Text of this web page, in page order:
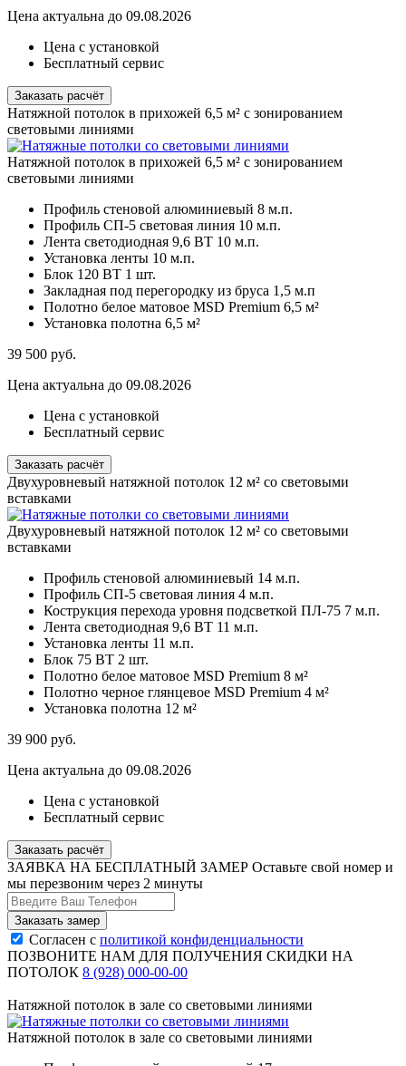
Цена актуальна до 09.08.2026
Цена с установкой
Бесплатный сервис
Заказать расчёт
Натяжной потолок в прихожей 6,5 м² с зонированием
световыми линиями
Натяжной потолок в прихожей 6,5 м² с зонированием
световыми линиями
Профиль стеновой алюминиевый 8 м.п.
Профиль СП-5 световая линия 10 м.п.
Лента светодиодная 9,6 ВТ 10 м.п.
Установка ленты 10 м.п.
Блок 120 ВТ 1 шт.
Закладная под перегородку из бруса 1,5 м.п
Полотно белое матовое MSD Premium 6,5 м²
Установка полотна 6,5 м²
39 500 руб.
Цена актуальна до 09.08.2026
Цена с установкой
Бесплатный сервис
Заказать расчёт
Двухуровневый натяжной потолок 12 м² со световыми
вставками
Двухуровневый натяжной потолок 12 м² со световыми
вставками
Профиль стеновой алюминиевый 14 м.п.
Профиль СП-5 световая линия 4 м.п.
Кострукция перехода уровня подсветкой ПЛ-75 7 м.п.
Лента светодиодная 9,6 ВТ 11 м.п.
Установка ленты 11 м.п.
Блок 75 ВТ 2 шт.
Полотно белое матовое MSD Premium 8 м²
Полотно черное глянцевое MSD Premium 4 м²
Установка полотна 12 м²
39 900 руб.
Цена актуальна до 09.08.2026
Цена с установкой
Бесплатный сервис
Заказать расчёт
ЗАЯВКА НА БЕСПЛАТНЫЙ ЗАМЕР Оставьте свой номер и
мы перезвоним через 2 минуты
Согласен с политикой конфиденциальности
ПОЗВОНИТЕ НАМ ДЛЯ ПОЛУЧЕНИЯ СКИДКИ НА
ПОТОЛОК 8 (928) 000-00-00
Натяжной потолок в зале со световыми линиями
Натяжной потолок в зале со световыми линиями